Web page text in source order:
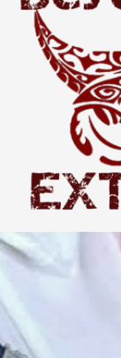
THE
Extended